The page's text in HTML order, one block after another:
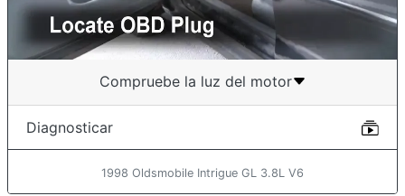
Compruebe la luz del motor
Diagnosticar
1998 Oldsmobile Intrigue GL 3.8L V6